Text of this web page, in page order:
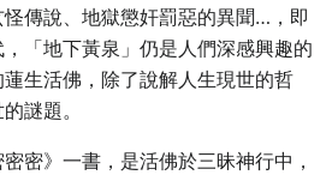
傳說、地獄懲奸罰惡的異聞…，即
「地下黃泉」仍是人們深感興趣的
生活佛，除了說解人生現世的哲
謎題。
密密》一書，是活佛於三昧神行中，